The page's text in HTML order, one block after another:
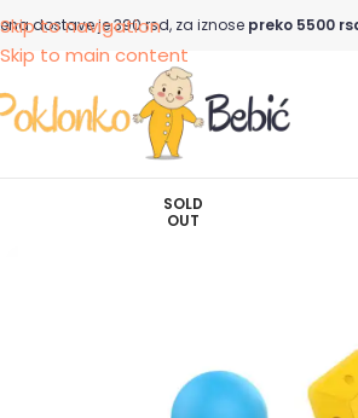
Skip to navigation
Skip to main content
dostave je 390 rsd, za iznose preko 5500
SOLD
OUT